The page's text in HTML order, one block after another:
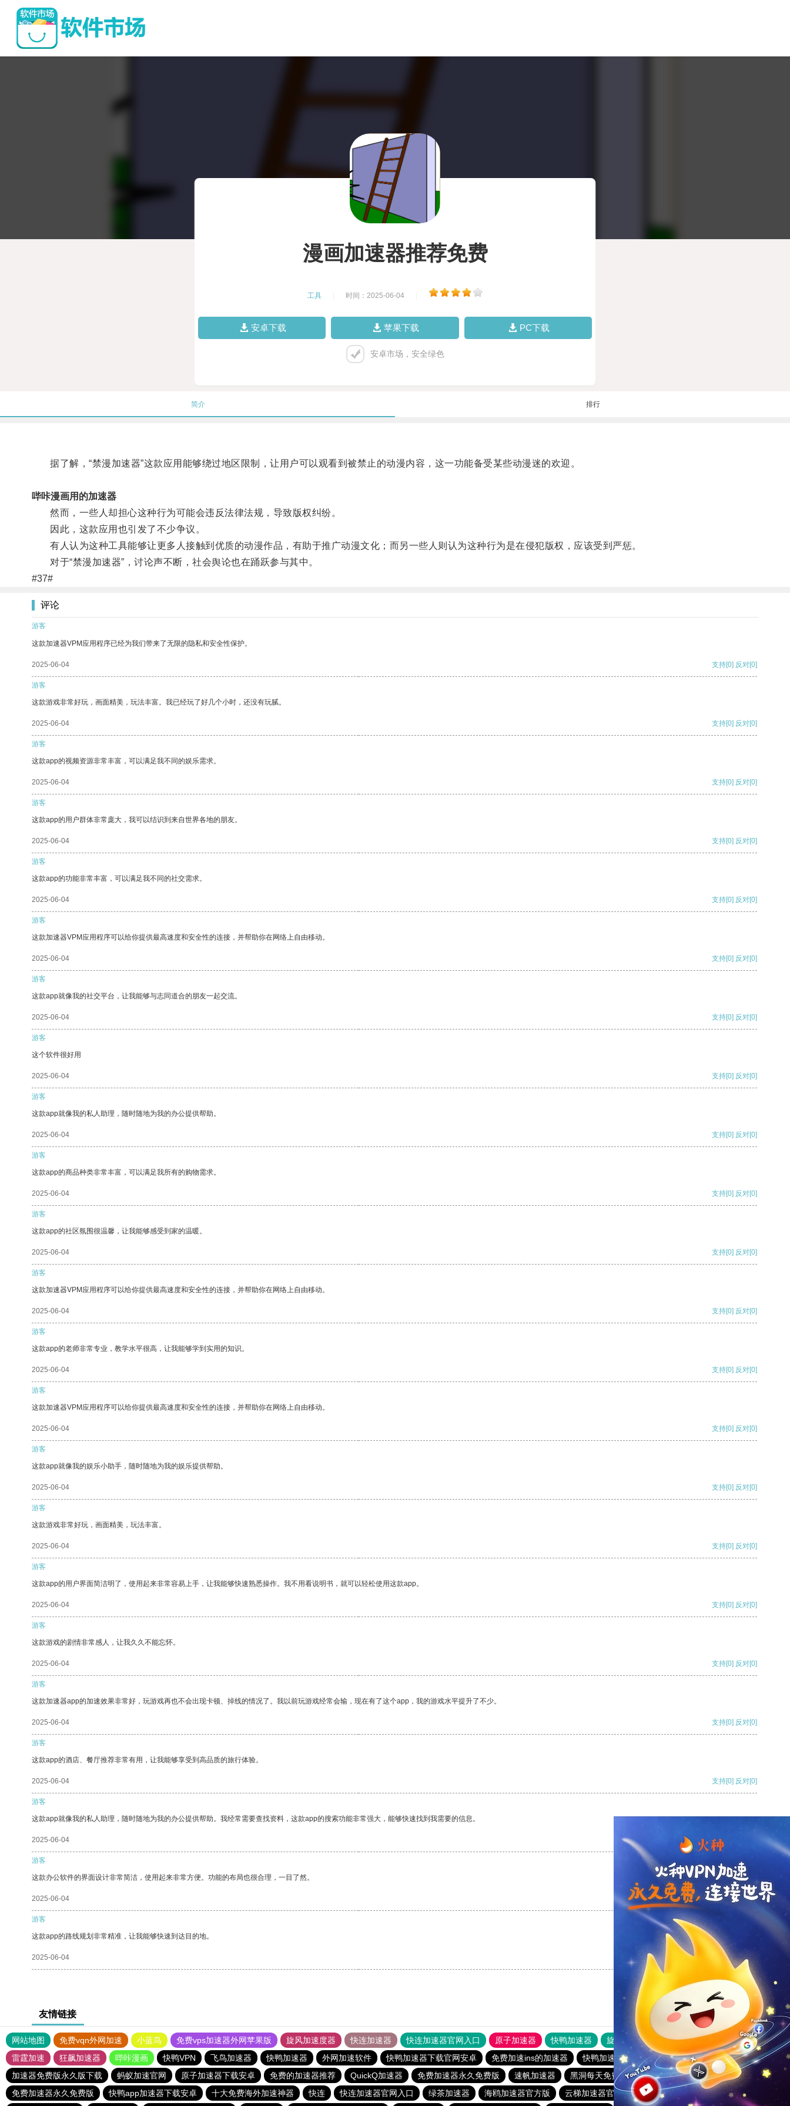
漫画加速器推荐免费
工具 时间：2025-06-04
安卓下载 苹果下载 PC下载
安卓市场，安全绿色
简介 排行
据了解，“禁漫加速器”这款应用能够绕过地区限制，让用户可以观看到被禁止的动漫内容，这一功能备受某些动漫迷的欢迎。
哔咔漫画用的加速器
然而，一些人却担心这种行为可能会违反法律法规，导致版权纠纷。
因此，这款应用也引发了不少争议。
有人认为这种工具能够让更多人接触到优质的动漫作品，有助于推广动漫文化；而另一些人则认为这种行为是在侵犯版权，应该受到严惩。
对于“禁漫加速器”，讨论声不断，社会舆论也在踊跃参与其中。
#37#
评论
游客
这款加速器VPM应用程序已经为我们带来了无限的隐私和安全性保护。
2025-06-04 支持[0] 反对[0]
游客
这款游戏非常好玩，画面精美，玩法丰富。我已经玩了好几个小时，还没有玩腻。
2025-06-04 支持[0] 反对[0]
游客
这款app的视频资源非常丰富，可以满足我不同的娱乐需求。
2025-06-04 支持[0] 反对[0]
游客
这款app的用户群体非常庞大，我可以结识到来自世界各地的朋友。
2025-06-04 支持[0] 反对[0]
游客
这款app的功能非常丰富，可以满足我不同的社交需求。
2025-06-04 支持[0] 反对[0]
游客
这款加速器VPM应用程序可以给你提供最高速度和安全性的连接，并帮助你在网络上自由移动。
2025-06-04 支持[0] 反对[0]
游客
这款app就像我的社交平台，让我能够与志同道合的朋友一起交流。
2025-06-04 支持[0] 反对[0]
游客
这个软件很好用
2025-06-04 支持[0] 反对[0]
游客
这款app就像我的私人助理，随时随地为我的办公提供帮助。
2025-06-04 支持[0] 反对[0]
游客
这款app的商品种类非常丰富，可以满足我所有的购物需求。
2025-06-04 支持[0] 反对[0]
游客
这款app的社区氛围很温馨，让我能够感受到家的温暖。
2025-06-04 支持[0] 反对[0]
游客
这款加速器VPM应用程序可以给你提供最高速度和安全性的连接，并帮助你在网络上自由移动。
2025-06-04 支持[0] 反对[0]
游客
这款app的老师非常专业，教学水平很高，让我能够学到实用的知识。
2025-06-04 支持[0] 反对[0]
游客
这款加速器VPM应用程序可以给你提供最高速度和安全性的连接，并帮助你在网络上自由移动。
2025-06-04 支持[0] 反对[0]
游客
这款app就像我的娱乐小助手，随时随地为我的娱乐提供帮助。
2025-06-04 支持[0] 反对[0]
游客
这款游戏非常好玩，画面精美，玩法丰富。
2025-06-04 支持[0] 反对[0]
游客
这款app的用户界面简洁明了，使用起来非常容易上手，让我能够快速熟悉操作。我不用看说明书，就可以轻松使用这款app。
2025-06-04 支持[0] 反对[0]
游客
这款游戏的剧情非常感人，让我久久不能忘怀。
2025-06-04 支持[0] 反对[0]
游客
这款加速器app的加速效果非常好，玩游戏再也不会出现卡顿、掉线的情况了。我以前玩游戏经常会输，现在有了这个app，我的游戏水平提升了不少。
2025-06-04 支持[0] 反对[0]
游客
这款app的酒店、餐厅推荐非常有用，让我能够享受到高品质的旅行体验。
2025-06-04 支持[0] 反对[0]
游客
这款app就像我的私人助理，随时随地为我的办公提供帮助。我经常需要查找资料，这款app的搜索功能非常强大，能够快速找到我需要的信息。
2025-06-04 支持
游客
这款办公软件的界面设计非常简洁，使用起来非常方便。功能的布局也很合理，一目了然。
2025-06-04 支持[0] 反对[0]
游客
这款app的路线规划非常精准，让我能够快速到达目的地。
2025-06-04 支持[0] 反对[0]
友情链接
网站地图 免费vqn外网加速 小蓝鸟 免费vps加速器外网苹果版 旋风加速度器 快连加速器 快连加速器官网入口 原子加速器 快鸭加速器 旋风加速度器 外网网址导航
软件中心
雷霆加速
狂飙加速器 哔咔漫画 快鸭VPN 飞鸟加速器 快鸭加速器 外网加速软件 快鸭加速器下载官网安卓 免费加速ins的加速器
快鸭加速器app下载免费
加速器免费版永久版下载
蚂蚁加速官网 原子加速器下载安卓 免费的加速器推荐 QuickQ加速器 免费加速器永久免费版 速帆加速器 黑洞每天免费1小时加速
免费加速器永久免费版
免费加速器永久免费版
快鸭app加速器下载安卓 十大免费海外加速神器 快连 快连加速器官网入口 绿茶加速器 海鸥加速器官方版 云梯加速器官网版
毒舌加速器破解版永久免费